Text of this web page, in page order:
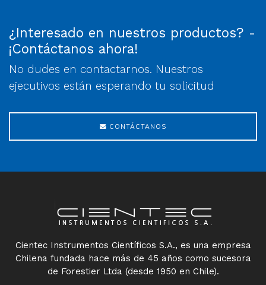
¿Interesado en nuestros productos? -
¡Contáctanos ahora!
No dudes en contactarnos. Nuestros
ejecutivos están esperando tu solicitud
CONTÁCTANOS
Cientec Instrumentos Científicos S.A., es una empresa
Chilena fundada hace más de 45 años como sucesora
de Forestier Ltda (desde 1950 en Chile).